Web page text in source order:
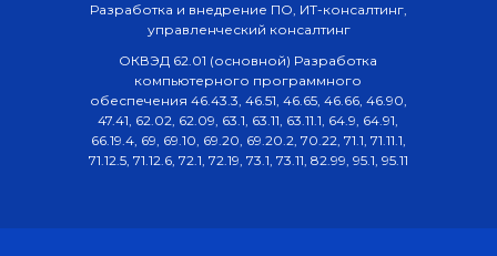
Разработка и внедрение ПО, ИТ-консалтинг,
управленческий консалтинг
ОКВЭД 62.01 (основной) Разработка
компьютерного программного
обеспечения 46.43.3, 46.51, 46.65, 46.66, 46.90,
47.41, 62.02, 62.09, 63.1, 63.11, 63.11.1, 64.9, 64.91,
66.19.4, 69, 69.10, 69.20, 69.20.2, 70.22, 71.1, 71.11.1,
71.12.5, 71.12.6, 72.1, 72.19, 73.1, 73.11, 82.99, 95.1, 95.11